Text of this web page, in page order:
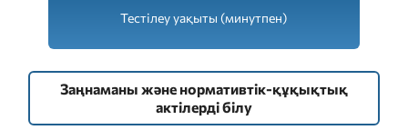
Тестілеу уақыты (минутпен)
Заңнаманы және нормативтік-құқықтық
актілерді білу